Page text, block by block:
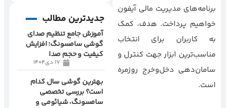
برنامه‌های مدیریت مالی آیفون
خواهیم پرداخت. هدف، کمک
به کاربران برای انتخاب
مناسب‌ترین ابزار جهت کنترل و
سامان‌دهی دخل‌وخرج روزمره
است.
جدیدترین مطالب
آموزش جامع تنظیم صدای
گوشی سامسونگ؛ افزایش
کیفیت و حجم صدا
17 دی1404
بهترین گوشی سال کدام
است؟ بررسی تخصصی
سامسونگ، شیائومی و